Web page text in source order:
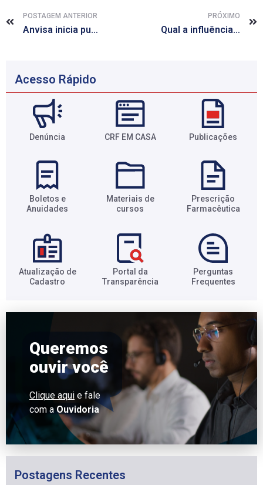
POSTAGEM ANTERIOR
Anvisa inicia publicação de cartas de aprovação de genéricos e similares
PRÓXIMO
Qual a influência do álcool no organismo de pacientes diabéticos?
Acesso Rápido
Denúncia CRF EM CASA Publicações
Boletos e
Anuidades​
Materiais de
cursos​
Prescrição
Farmacêutica​
Atualização de
Cadastro​
Portal da
Transparência​
Perguntas
Frequentes​
Queremos
ouvir você
Clique aqui e fale
com aOuvidoria
Postagens Recentes